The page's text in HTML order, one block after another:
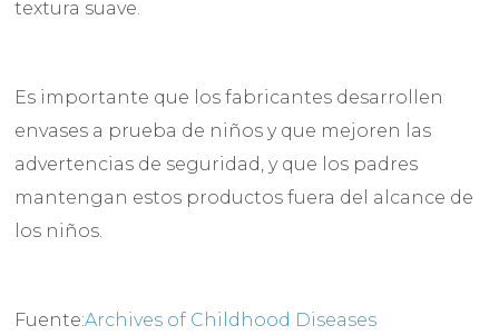
textura suave.
Es importante que los fabricantes desarrollen
envases a prueba de niños y que mejoren las
advertencias de seguridad, y que los padres
mantengan estos productos fuera del alcance de
los niños.
Fuente:Archives of Childhood Diseases